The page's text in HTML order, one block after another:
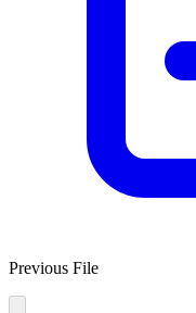
Previous File